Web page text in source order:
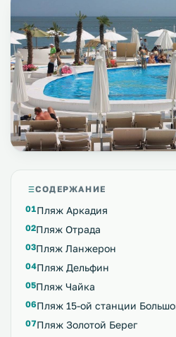
СОДЕРЖАНИЕ
Пляж Аркадия
Пляж Отрада
Пляж Ланжерон
Пляж Дельфин
Пляж Чайка
Пляж 15-ой станции
Пляж Золотой Берег